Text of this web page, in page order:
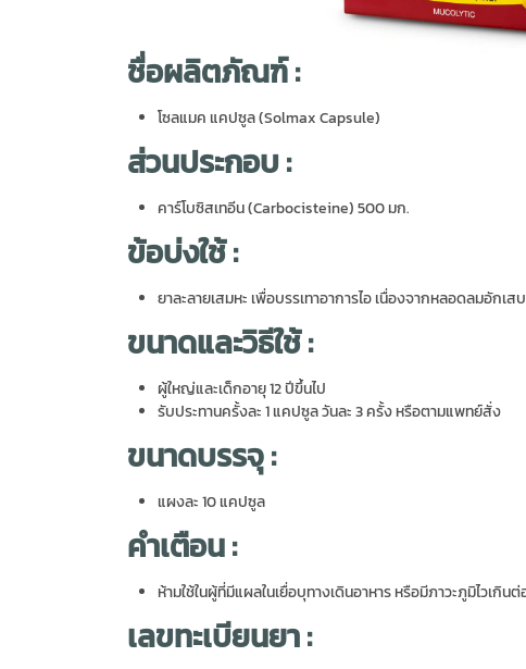
ชื่อผลิตภัณฑ์ :
โซลแมค แคปซูล (Solmax Capsule)
ส่วนประกอบ :
คาร์โบซิสเทอีน (Carbocisteine) 500 มก.
ข้อบ่งใช้ :
ยาละลายเสมหะ เพื่อบรรเทาอาการไอ เนื่องจากหลอดลมอักเ
ขนาดและวิธีใช้ :
ผู้ใหญ่และเด็กอายุ 12 ปีขึ้นไป
รับประทานครั้งละ 1 แคปซูล วันละ 3 ครั้ง หรือตามแพทย์สั่ง
ขนาดบรรจุ :
แผงละ 10 แคปซูล
คำเตือน :
ห้ามใช้ในผู้ที่มีแผลในเยื่อบุทางเดินอาหาร หรือมีภาวะภูมิไวเกิน
เลขทะเบียนยา :